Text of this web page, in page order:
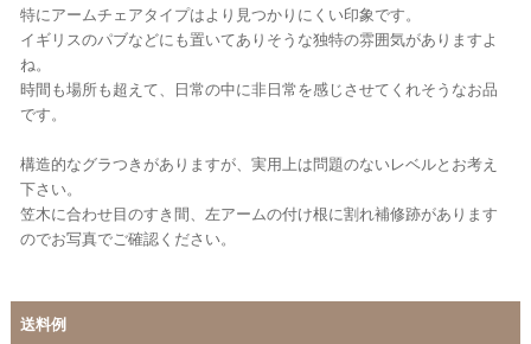
特にアームチェアタイプはより見つかりにくい印象です。
イギリスのパブなどにも置いてありそうな独特の雰囲気がありますよ
ね。
時間も場所も超えて、日常の中に非日常を感じさせてくれそうなお品
です。
構造的なグラつきがありますが、実用上は問題のないレベルとお考え
下さい。
笠木に合わせ目のすき間、左アームの付け根に割れ補修跡があります
のでお写真でご確認ください。
送料例